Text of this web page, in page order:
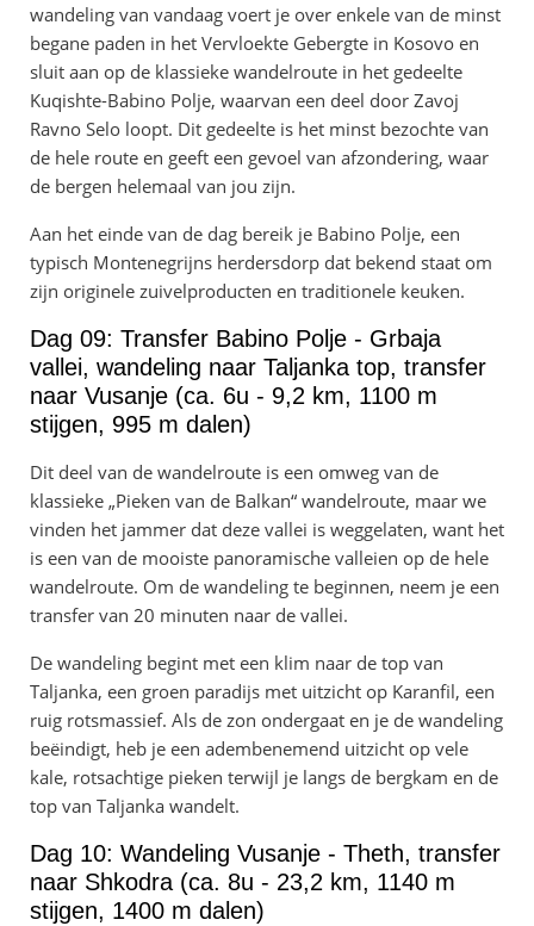
wandeling van vandaag voert je over enkele van de minst
begane paden in het Vervloekte Gebergte in Kosovo en
sluit aan op de klassieke wandelroute in het gedeelte
Kuqishte-Babino Polje, waarvan een deel door Zavoj
Ravno Selo loopt. Dit gedeelte is het minst bezochte van
de hele route en geeft een gevoel van afzondering, waar
de bergen helemaal van jou zijn.
Aan het einde van de dag bereik je Babino Polje, een
typisch Montenegrijns herdersdorp dat bekend staat om
zijn originele zuivelproducten en traditionele keuken.
Dag 09: Transfer Babino Polje - Grbaja
vallei, wandeling naar Taljanka top, transfer
naar Vusanje (ca. 6u - 9,2 km, 1100 m
stijgen, 995 m dalen)
Dit deel van de wandelroute is een omweg van de
klassieke „Pieken van de Balkan“ wandelroute, maar we
vinden het jammer dat deze vallei is weggelaten, want het
is een van de mooiste panoramische valleien op de hele
wandelroute. Om de wandeling te beginnen, neem je een
transfer van 20 minuten naar de vallei.
De wandeling begint met een klim naar de top van
Taljanka, een groen paradijs met uitzicht op Karanfil, een
ruig rotsmassief. Als de zon ondergaat en je de wandeling
beëindigt, heb je een adembenemend uitzicht op vele
kale, rotsachtige pieken terwijl je langs de bergkam en de
top van Taljanka wandelt.
Dag 10: Wandeling Vusanje - Theth, transfer
naar Shkodra (ca. 8u - 23,2 km, 1140 m
stijgen, 1400 m dalen)